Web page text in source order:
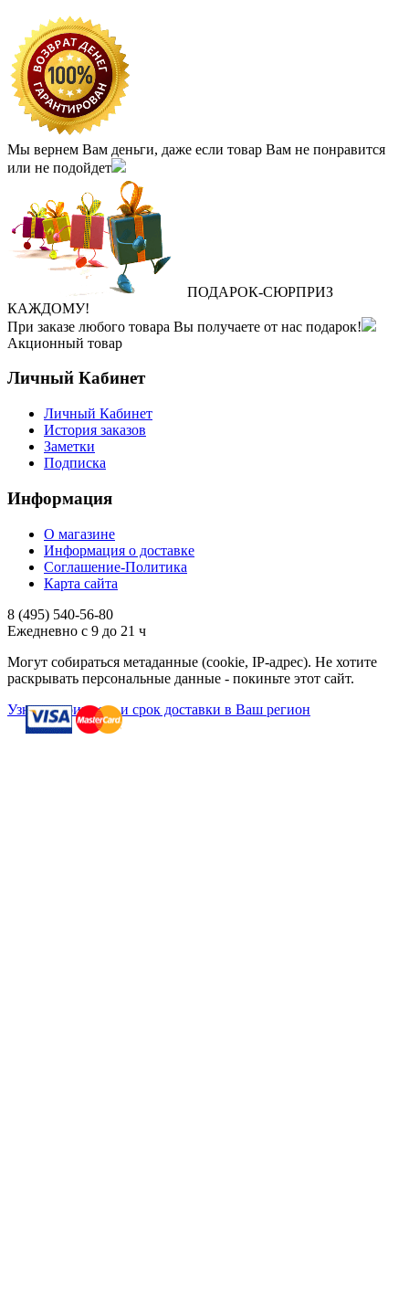
Мы вернем Вам деньги, даже если товар Вам не понравится
или не подойдет
ПОДАРОК‐СЮРПРИЗ
КАЖДОМУ!
При заказе любого товара Вы получаете от нас подарок!
Акционный товар
Личный Кабинет
Личный Кабинет
История заказов
Заметки
Подписка
Информация
О магазине
Информация о доставке
Соглашение-Политика
Карта сайта
8 (495) 540-56-80
Ежедневно с 9 до 21 ч
Могут собираться метаданные (cookie, IP-адрес). Не хотите
раскрывать персональные данные - покиньте этот сайт.
Узнать стоимость и срок доставки в Ваш регион